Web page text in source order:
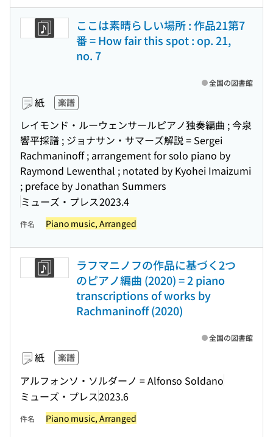
ここは素晴らしい場所 : 作品21第7
番 = How fair this spot : op. 21,
no. 7
紙 楽譜
レイモンド・ルーウェンサールピアノ独奏編曲 ; 今泉
響平採譜 ; ジョナサン・サマーズ解説 = Sergei
Rachmaninoff ; arrangement for solo piano by
Raymond Lewenthal ; notated by Kyohei Imaizumi
; preface by Jonathan Summers
ミューズ・プレス2023.4
全国の図書館
件名 Piano music, Arranged
ラフマニノフの作品に基づく2つ
のピアノ編曲 (2020) = 2 piano
transcriptions of works by
Rachmaninoff (2020)
紙 楽譜
アルフォンソ・ソルダーノ = Alfonso Soldano
ミューズ・プレス2023.6
全国の図書館
件名 Piano music, Arranged